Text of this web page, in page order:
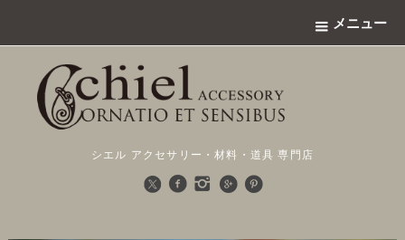
メニュー
シエル アクセサリー・材料・道具 専門店